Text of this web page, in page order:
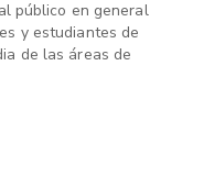
público en general
y estudiantes de
de las áreas de